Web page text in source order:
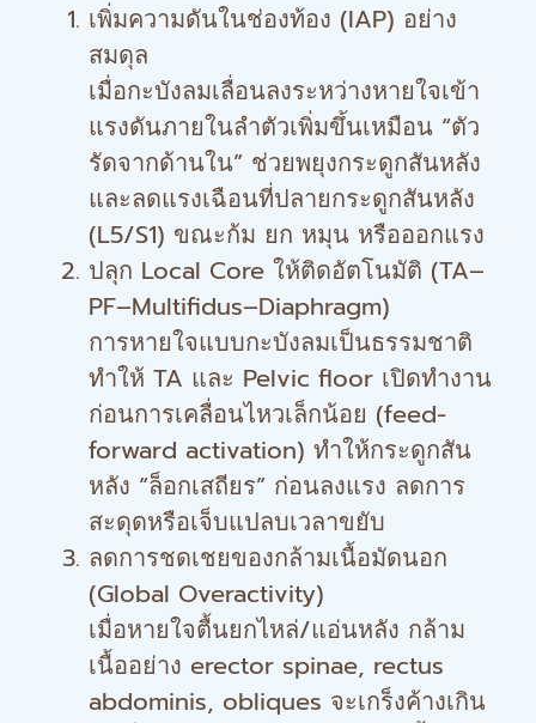
เพิ่มความดันในช่องท้อง (IAP) อย่าง
สมดุล
เมื่อกะบังลมเลื่อนลงระหว่างหายใจเข้า
แรงดันภายในลำตัวเพิ่มขึ้นเหมือน “ตัว
รัดจากด้านใน” ช่วยพยุงกระดูกสันหลัง
และลดแรงเฉือนที่ปลายกระดูกสันหลัง
(L5/S1) ขณะก้ม ยก หมุน หรือออกแรง
ปลุก Local Core ให้ติดอัตโนมัติ (TA–
PF–Multifidus–Diaphragm)
การหายใจแบบกะบังลมเป็นธรรมชาติ
ทำให้ TA และ Pelvic floor เปิดทำงาน
ก่อนการเคลื่อนไหวเล็กน้อย (feed-
forward activation) ทำให้กระดูกสัน
หลัง “ล็อกเสถียร” ก่อนลงแรง ลดการ
สะดุดหรือเจ็บแปลบเวลาขยับ
ลดการชดเชยของกล้ามเนื้อมัดนอก
(Global Overactivity)
เมื่อหายใจตื้นยกไหล่/แอ่นหลัง กล้าม
เนื้ออย่าง erector spinae, rectus
abdominis, obliques จะเกร็งค้างเกิน